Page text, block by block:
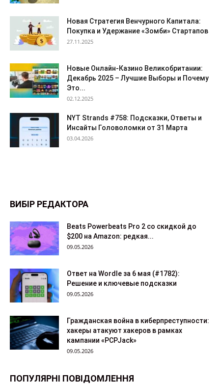
Новая Стратегия Венчурного Капитала:
Покупка и Удержание «Зомби» Стартапов
27.11.2025
Новые Онлайн-Казино Великобритании:
Декабрь 2025 – Лучшие Выборы и Почему
Это...
02.12.2025
NYT Strands #758: Подсказки, Ответы и
Инсайты Головоломки от 31 Марта
03.04.2026
ВИБІР РЕДАКТОРА
Beats Powerbeats Pro 2 со скидкой до
$200 на Amazon: редкая...
09.05.2026
Ответ на Wordle за 6 мая (#1782):
Решение и ключевые подсказки
09.05.2026
Гражданская война в киберпреступности:
хакеры атакуют хакеров в рамках
кампании «PCPJack»
09.05.2026
ПОПУЛЯРНІ ПОВІДОМЛЕННЯ